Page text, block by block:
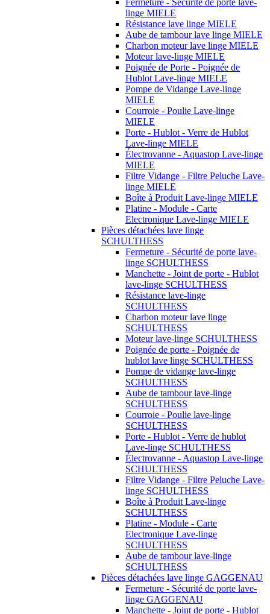
linge MIELE
Résistance lave linge MIELE
Aube de tambour lave linge MIELE
Charbon moteur lave linge MIELE
Moteur lave-linge MIELE
Poignée de Porte - Poignée de
Hublot Lave-linge MIELE
Pompe de Vidange Lave-linge
MIELE
Courroie - Poulie Lave-linge
MIELE
Porte - Hublot - Verre de Hublot
Lave-linge MIELE
Électrovanne - Aquastop Lave-linge
MIELE
Filtre Vidange - Filtre Peluche Lave-
linge MIELE
Boîte à Produit Lave-linge MIELE
Platine - Module - Carte
Electronique Lave-linge MIELE
Pièces détachées lave linge
SCHULTHESS
Fermeture - Sécurité de porte lave-
linge SCHULTHESS
Manchette - Joint de porte - Hublot
lave-linge SCHULTHESS
Résistance lave-linge
SCHULTHESS
Charbon moteur lave linge
SCHULTHESS
Moteur lave-linge SCHULTHESS
Poignée de porte - Poignée de
hublot lave linge SCHULTHESS
Pompe de vidange lave-linge
SCHULTHESS
Aube de tambour lave-linge
SCHULTHESS
Courroie - Poulie lave-linge
SCHULTHESS
Porte - Hublot - Verre de hublot
Lave-linge SCHULTHESS
Électrovanne - Aquastop Lave-linge
SCHULTHESS
Filtre Vidange - Filtre Peluche Lave-
linge SCHULTHESS
Boîte à Produit Lave-linge
SCHULTHESS
Platine - Module - Carte
Electronique Lave-linge
SCHULTHESS
Aube de tambour lave-linge
SCHULTHESS
Pièces détachées lave linge GAGGENAU
Fermeture - Sécurité de porte lave-
linge GAGGENAU
Manchette - Joint de porte - Hublot